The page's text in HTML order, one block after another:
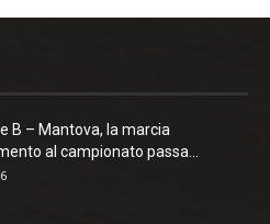
B – Mantova, la marcia
al campionato passa...